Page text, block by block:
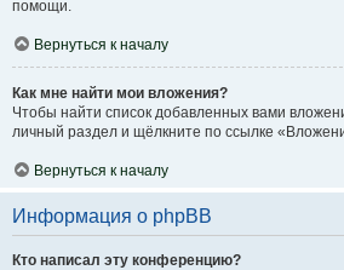
помощи.
Вернуться к началу
Как мне найти мои вложения?
Чтобы найти список добавленных вами
личный раздел и щёлкните по ссылке
Вернуться к началу
Информация о phpBB
Кто написал эту конференцию?